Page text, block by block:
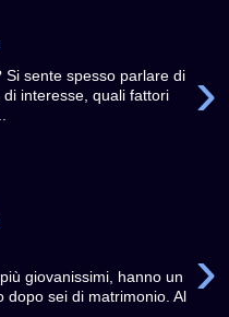
›
Si sente spesso parlare di
di interesse, quali fattori
›
giovanissimi, hanno un
dopo sei di matrimonio. Al